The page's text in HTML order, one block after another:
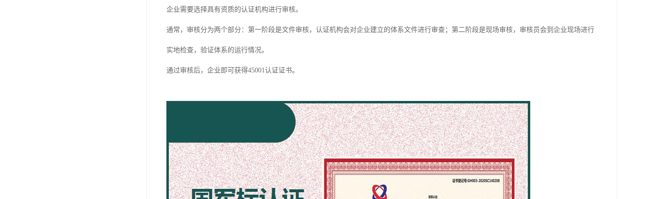
企业需要选择具有资质的认证机构进行审核。
通常，审核分为两个部分：第一阶段是文件审核，认证机构会对企业建立的体系文件进行审查；第二阶段是现场审核，审核员会到企业现场进行
实地检查，验证体系的运行情况。
通过审核后，企业即可获得45001认证证书。